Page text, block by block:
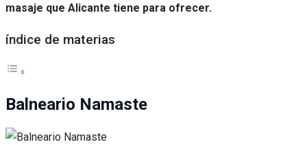
masaje que Alicante tiene para ofrecer.
índice de materias
Balneario Namaste